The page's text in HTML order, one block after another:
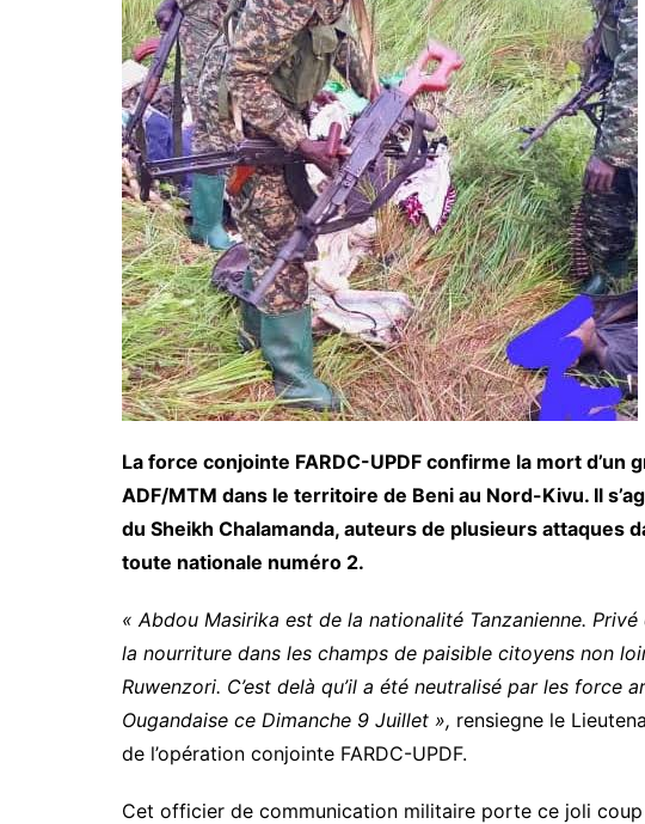
La force conjointe FARDC-UPDF confirme la mort
ADF/MTM dans le territoire de Beni au Nord-Kivu. Il
du Sheikh Chalamanda, auteurs de plusieurs attaques
toute nationale numéro 2.
« Abdou Masirika est de la nationalité Tanzanienne.
la nourriture dans les champs de paisible citoyens non
Ruwenzori. C’est delà qu’il a été neutralisé par les force
Ougandaise ce Dimanche 9 Juillet », rensiegne le
de l’opération conjointe FARDC-UPDF.
Cet officier de communication militaire porte ce joli